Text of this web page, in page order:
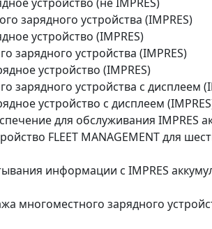
зарядного устройства (IMPRES)
устройство (IMPRES)
зарядного устройства (IMPRES)
устройство (IMPRES)
зарядного устройства с дисплеем
устройство с дисплеем
для обслуживания IMPRES
FLEET MANAGEMENT для
информации с IMPRES
многоместного зарядного